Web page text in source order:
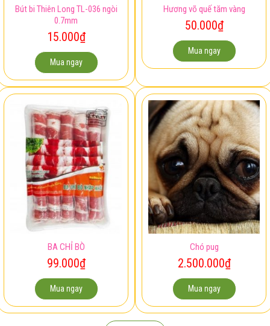
Bút bi Thiên Long TL-036 ngòi
15.000₫
Mua ngay
Hương võ quế tăm vàng
50.000₫
Mua ngay
99.000₫
Mua ngay
Chó pug
2.500.000₫
Mua ngay